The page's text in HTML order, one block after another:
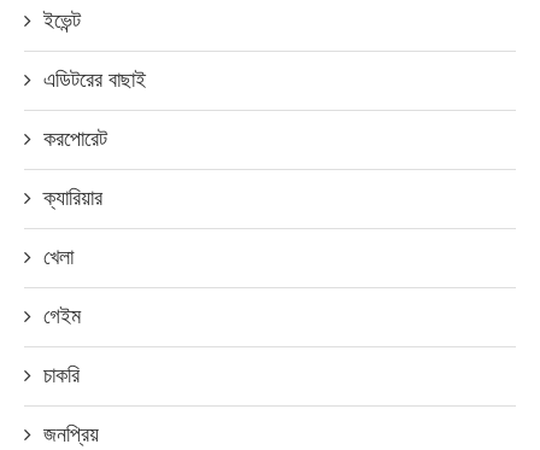
ইভেন্ট
এডিটরের বাছাই
করপোরেট
ক্যারিয়ার
খেলা
গেইম
চাকরি
জনপ্রিয়